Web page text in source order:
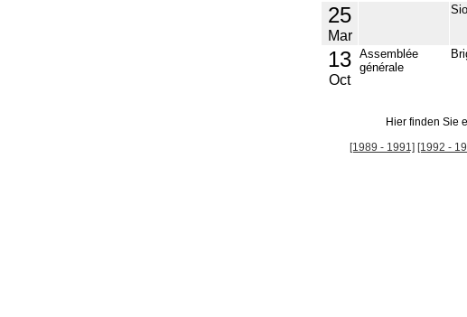
25
Mar
13
Oct
Assemblée
générale
Hier finden Sie
[1989 - 1991] [1992 -